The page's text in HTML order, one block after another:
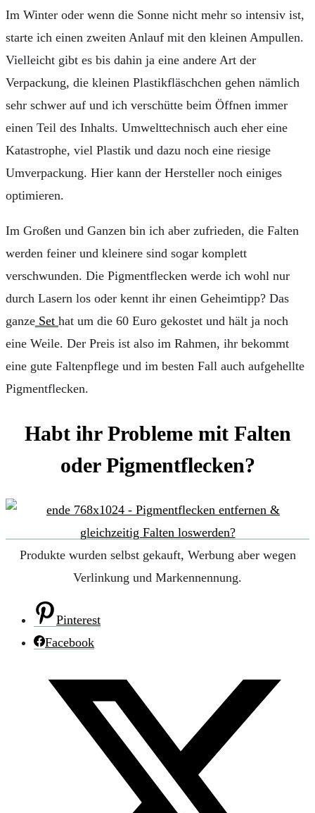
Im Winter oder wenn die Sonne nicht mehr so intensiv ist,
starte ich einen zweiten Anlauf mit den kleinen Ampullen.
Vielleicht gibt es bis dahin ja eine andere Art der
Verpackung, die kleinen Plastikfläschchen gehen nämlich
sehr schwer auf und ich verschütte beim Öffnen immer
einen Teil des Inhalts. Umwelttechnisch auch eher eine
Katastrophe, viel Plastik und dazu noch eine riesige
Umverpackung. Hier kann der Hersteller noch einiges
optimieren.
Im Großen und Ganzen bin ich aber zufrieden, die Falten
werden feiner und kleinere sind sogar komplett
verschwunden. Die Pigmentflecken werde ich wohl nur
durch Lasern los oder kennt ihr einen Geheimtipp? Das
ganze Set hat um die 60 Euro gekostet und hält ja noch
eine Weile. Der Preis ist also im Rahmen, ihr bekommt
eine gute Faltenpflege und im besten Fall auch aufgehellte
Pigmentflecken.
Habt ihr Probleme mit Falten
oder Pigmentflecken?
Produkte wurden selbst gekauft, Werbung aber wegen
Verlinkung und Markennennung.
Pinterest
Facebook